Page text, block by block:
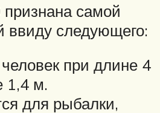
самой
ввиду следующего:
при длине 4
1,4 м.
для рыбалки,